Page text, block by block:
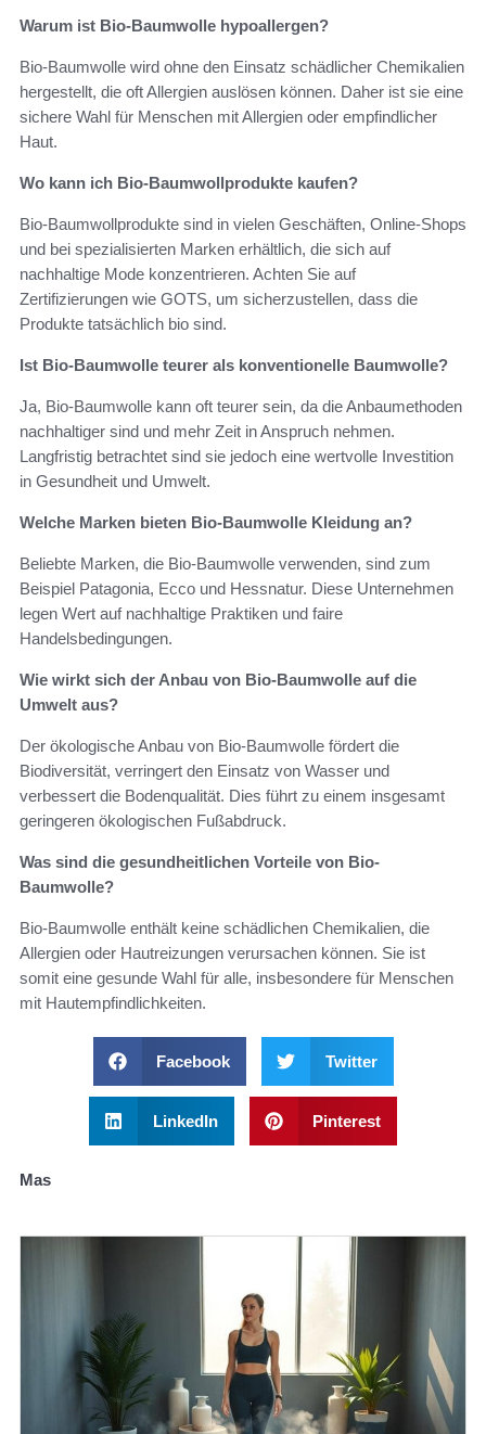
Warum ist Bio-Baumwolle hypoallergen?
Bio-Baumwolle wird ohne den Einsatz schädlicher Chemikalien
hergestellt, die oft Allergien auslösen können. Daher ist sie eine
sichere Wahl für Menschen mit Allergien oder empfindlicher
Haut.
Wo kann ich Bio-Baumwollprodukte kaufen?
Bio-Baumwollprodukte sind in vielen Geschäften, Online-Shops
und bei spezialisierten Marken erhältlich, die sich auf
nachhaltige Mode konzentrieren. Achten Sie auf
Zertifizierungen wie GOTS, um sicherzustellen, dass die
Produkte tatsächlich bio sind.
Ist Bio-Baumwolle teurer als konventionelle Baumwolle?
Ja, Bio-Baumwolle kann oft teurer sein, da die Anbaumethoden
nachhaltiger sind und mehr Zeit in Anspruch nehmen.
Langfristig betrachtet sind sie jedoch eine wertvolle Investition
in Gesundheit und Umwelt.
Welche Marken bieten Bio-Baumwolle Kleidung an?
Beliebte Marken, die Bio-Baumwolle verwenden, sind zum
Beispiel Patagonia, Ecco und Hessnatur. Diese Unternehmen
legen Wert auf nachhaltige Praktiken und faire
Handelsbedingungen.
Wie wirkt sich der Anbau von Bio-Baumwolle auf die
Umwelt aus?
Der ökologische Anbau von Bio-Baumwolle fördert die
Biodiversität, verringert den Einsatz von Wasser und
verbessert die Bodenqualität. Dies führt zu einem insgesamt
geringeren ökologischen Fußabdruck.
Was sind die gesundheitlichen Vorteile von Bio-
Baumwolle?
Bio-Baumwolle enthält keine schädlichen Chemikalien, die
Allergien oder Hautreizungen verursachen können. Sie ist
somit eine gesunde Wahl für alle, insbesondere für Menschen
mit Hautempfindlichkeiten.
Facebook Twitter
LinkedIn Pinterest
Mas